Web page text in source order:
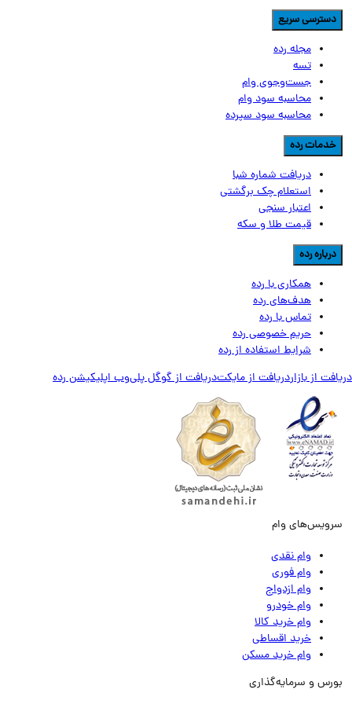
سریع
مجله رده
تسه
جست‌وجوی وام
محاسبه سود وام
محاسبه سود سپرده
رده
دریافت شماره شبا
استعلام چک برگشتی
اعتبار سنجی
قیمت طلا و سکه
رده
همکاری با رده
هدف‌های رده
تماس‌ با‌ رده
حریم خصوصی رده
شرایط استفاده از رده
از بازاردریافت از مایکتدریافت از گوگل پلیوب اپلیکیشن رده
وام
وام نقدی
وام فوری
وام ازدواج
وام خودرو
وام خرید کالا
خرید اقساطی
وام خرید مسکن
و سرمایه‌گذاری